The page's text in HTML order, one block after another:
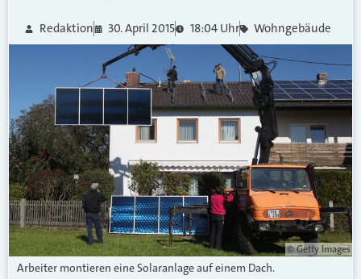
Redaktion 30. April 2015 18:04 Uhr Wohngebäude
© Getty Images
Arbeiter montieren eine Solaranlage auf einem Dach.